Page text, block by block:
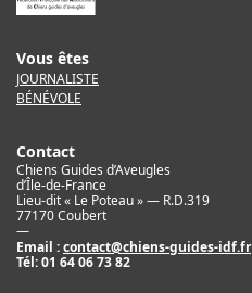
Vous êtes
JOURNALISTE
BÉNÉVOLE
Contact
Chiens Guides d’Aveugles
d’Île-de-France
Lieu-dit « Le Poteau » — R.D.319
77170 Coubert
—
Email :contact@chiens-guides-idf.fr
Tél:01 64 06 73 82